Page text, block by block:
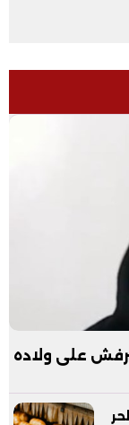
على ولاده